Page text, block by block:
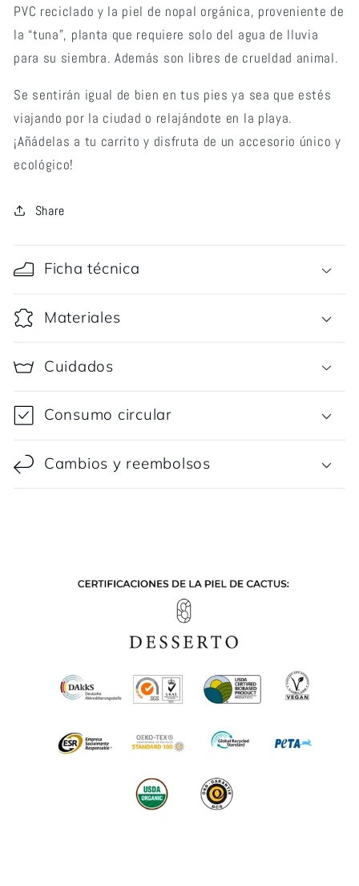
PVC reciclado y la piel de nopal orgánica, proveniente de
la “tuna”, planta que requiere solo del agua de lluvia
para su siembra. Además son libres de crueldad animal.
Se sentirán igual de bien en tus pies ya sea que estés
viajando por la ciudad o relajándote en la playa.
¡Añádelas a tu carrito y disfruta de un accesorio único y
ecológico!
Share
Ficha técnica
Materiales
Cuidados
Consumo circular
Cambios y reembolsos